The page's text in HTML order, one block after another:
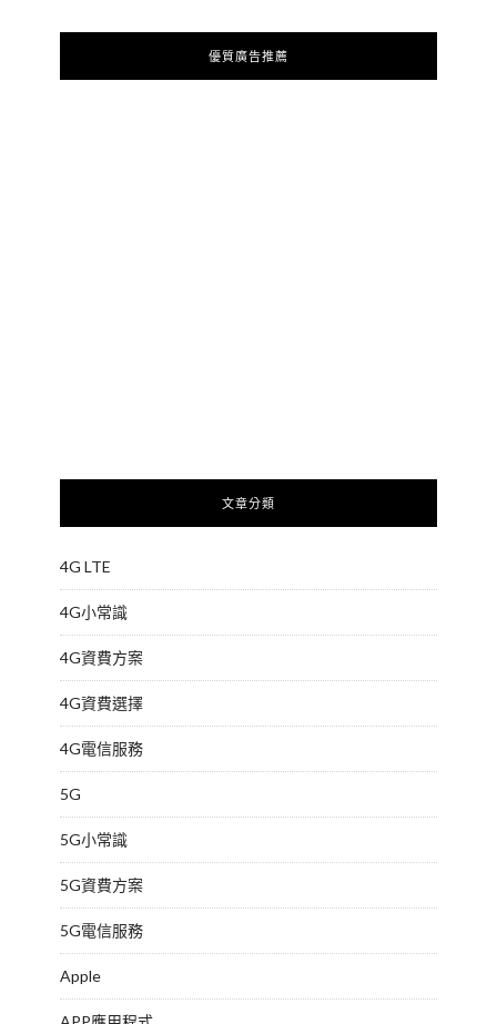
優質廣告推薦
文章分類
4G LTE
4G小常識
4G資費方案
4G資費選擇
4G電信服務
5G
5G小常識
5G資費方案
5G電信服務
Apple